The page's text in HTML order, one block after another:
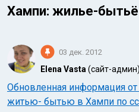
Аравийское море
Хампи: жилье-бытьё
03 дек. 2012
Elena Vasta (сайт-админ)
Обновленная информация от
житью- бытью в Хампи по